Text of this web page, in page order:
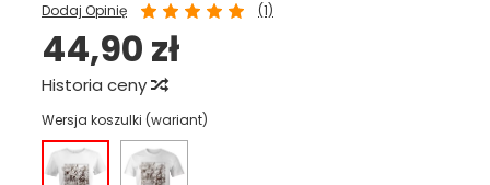
Dodaj Opinię (1)
44,90 zł
Historia ceny
Wersja koszulki (wariant)